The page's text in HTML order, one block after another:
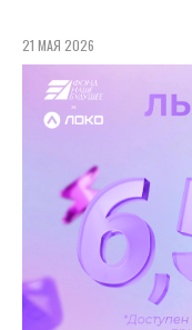
21 МАЯ 2026